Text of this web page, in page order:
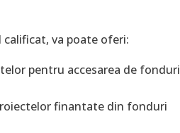
calificat, va poate oferi:
pentru accesarea de fonduri
finantate din fonduri